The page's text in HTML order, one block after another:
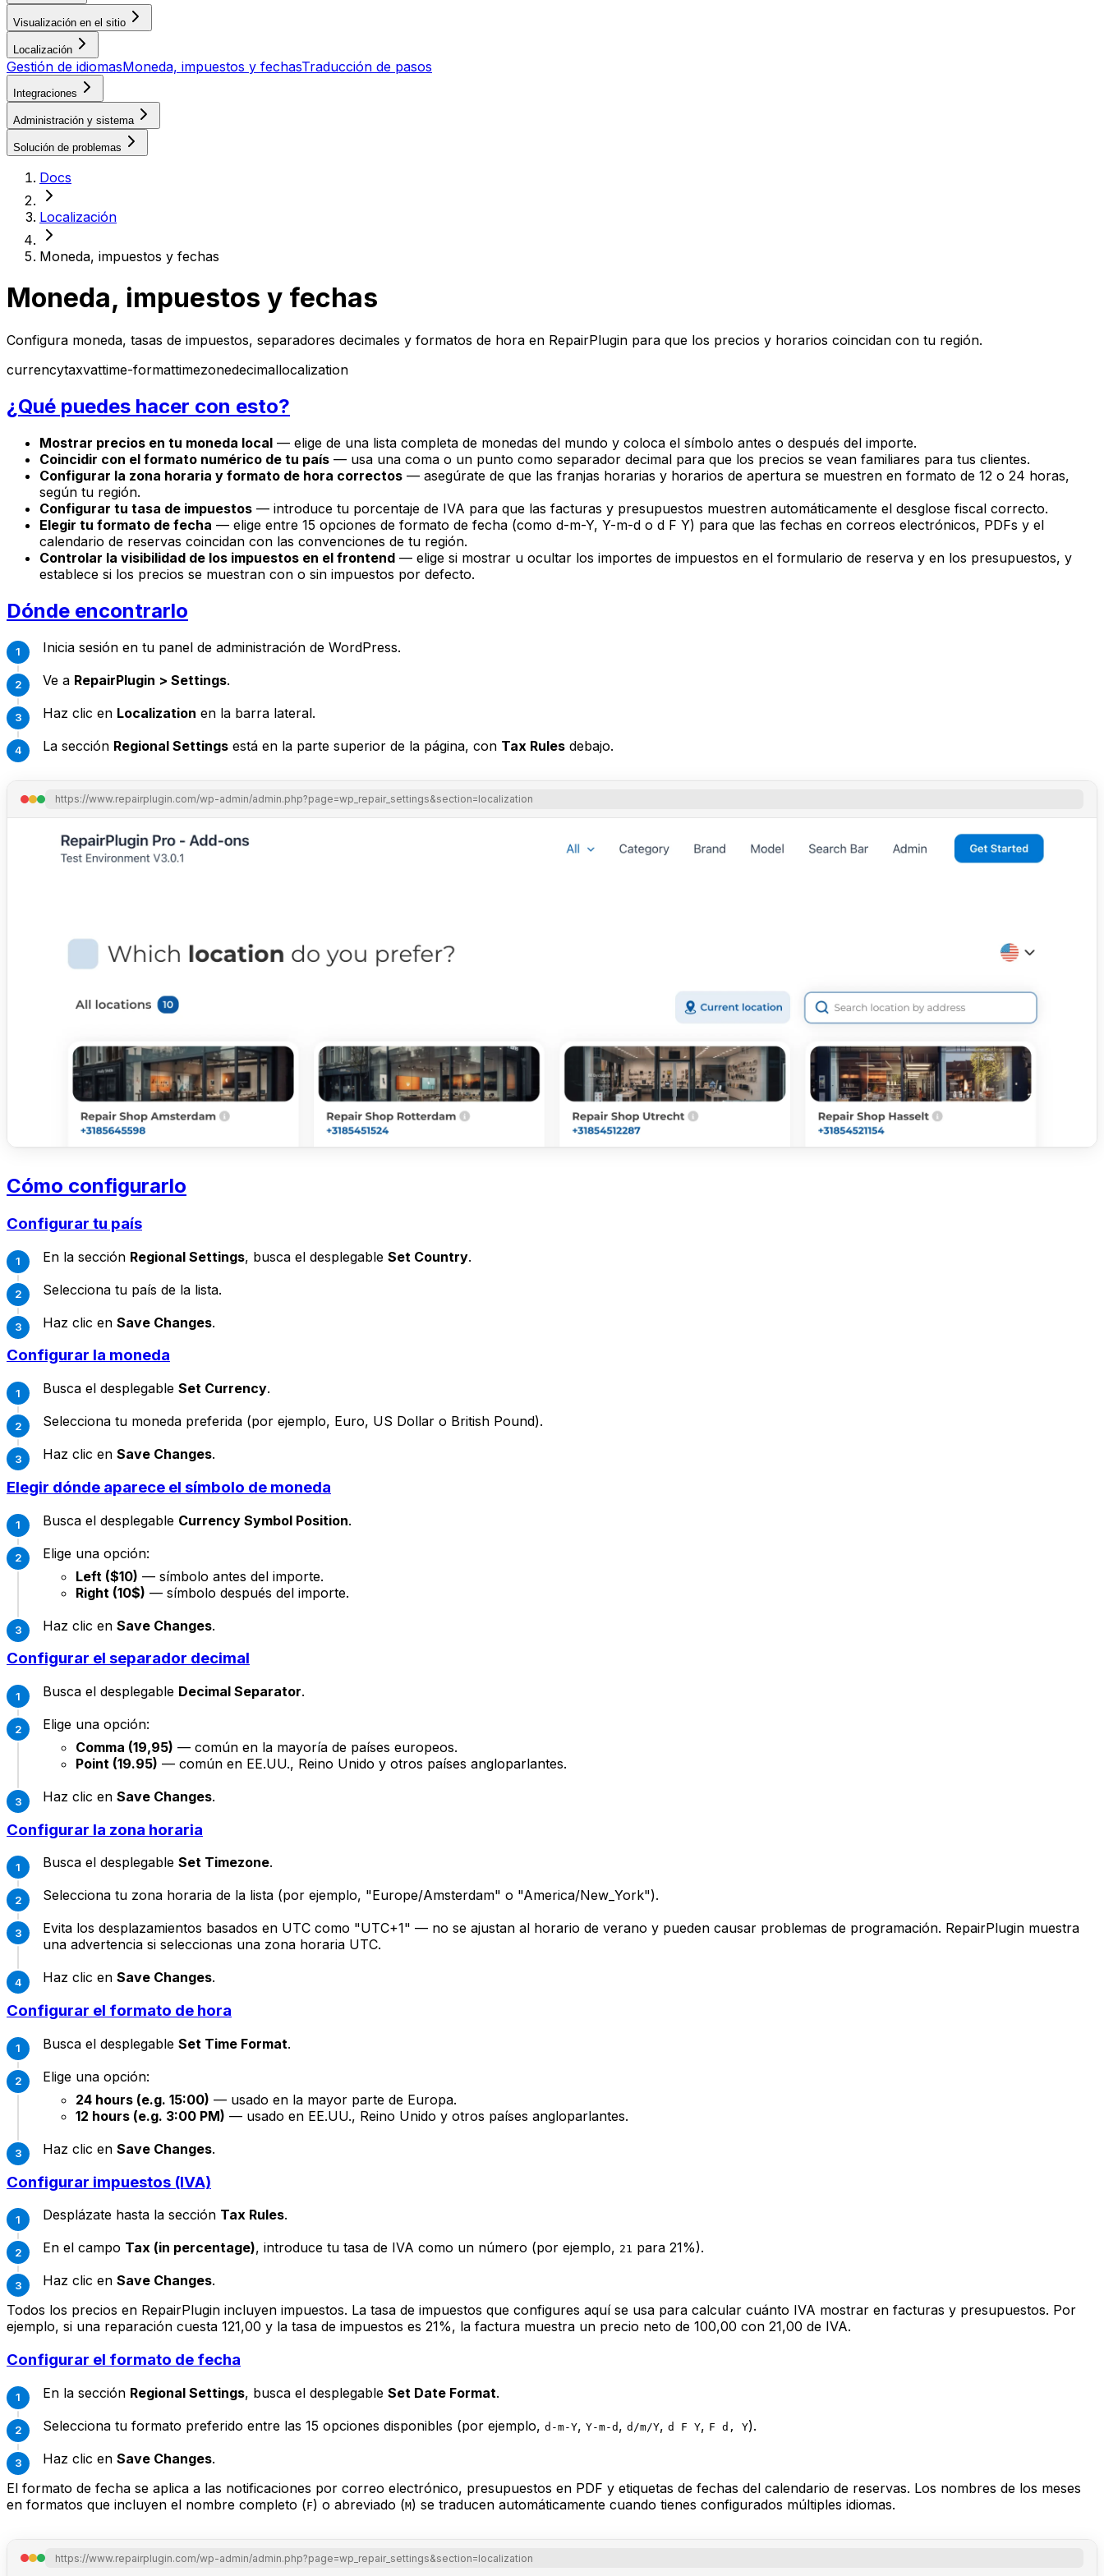
Visualización en el sitio
Localización
Gestión de idiomasMoneda, impuestos y fechasTraducción de pasos
Integraciones
Administración y sistema
Solución de problemas
Docs
Localización
Moneda, impuestos y fechas
Moneda, impuestos y fechas
Configura moneda, tasas de impuestos, separadores decimales y formatos de hora en RepairPlugin para que los precios y horarios coincidan con tu región.
currencytaxvattime-formattimezonedecimallocalization
¿Qué puedes hacer con esto?
Mostrar precios en tu moneda local — elige de una lista completa de monedas del mundo y coloca el símbolo antes o después del importe.
Coincidir con el formato numérico de tu país — usa una coma o un punto como separador decimal para que los precios se vean familiares para tus clientes.
Configurar la zona horaria y formato de hora correctos — asegúrate de que las franjas horarias y horarios de apertura se muestren en formato de 12 o 24 horas,
según tu región.
Configurar tu tasa de impuestos — introduce tu porcentaje de IVA para que las facturas y presupuestos muestren automáticamente el desglose fiscal correcto.
Elegir tu formato de fecha — elige entre 15 opciones de formato de fecha (como d-m-Y, Y-m-d o d F Y) para que las fechas en correos electrónicos, PDFs y el
calendario de reservas coincidan con las convenciones de tu región.
Controlar la visibilidad de los impuestos en el frontend — elige si mostrar u ocultar los importes de impuestos en el formulario de reserva y en los presupuestos, y
establece si los precios se muestran con o sin impuestos por defecto.
Dónde encontrarlo
Inicia sesión en tu panel de administración de WordPress.
Ve a RepairPlugin > Settings.
Haz clic en Localization en la barra lateral.
La sección Regional Settings está en la parte superior de la página, con Tax Rules debajo.
https://www.repairplugin.com/wp-admin/admin.php?page=wp_repair_settings&section=localization
Cómo configurarlo
Configurar tu país
En la sección Regional Settings, busca el desplegable Set Country.
Selecciona tu país de la lista.
Haz clic en Save Changes.
Configurar la moneda
Busca el desplegable Set Currency.
Selecciona tu moneda preferida (por ejemplo, Euro, US Dollar o British Pound).
Haz clic en Save Changes.
Elegir dónde aparece el símbolo de moneda
Busca el desplegable Currency Symbol Position.
Elige una opción:
Left ($10) — símbolo antes del importe.
Right (10$) — símbolo después del importe.
Haz clic en Save Changes.
Configurar el separador decimal
Busca el desplegable Decimal Separator.
Elige una opción:
Comma (19,95) — común en la mayoría de países europeos.
Point (19.95) — común en EE.UU., Reino Unido y otros países angloparlantes.
Haz clic en Save Changes.
Configurar la zona horaria
Busca el desplegable Set Timezone.
Selecciona tu zona horaria de la lista (por ejemplo, "Europe/Amsterdam" o "America/New_York").
Evita los desplazamientos basados en UTC como "UTC+1" — no se ajustan al horario de verano y pueden causar problemas de programación. RepairPlugin muestra
una advertencia si seleccionas una zona horaria UTC.
Haz clic en Save Changes.
Configurar el formato de hora
Busca el desplegable Set Time Format.
Elige una opción:
24 hours (e.g. 15:00) — usado en la mayor parte de Europa.
12 hours (e.g. 3:00 PM) — usado en EE.UU., Reino Unido y otros países angloparlantes.
Haz clic en Save Changes.
Configurar impuestos (IVA)
Desplázate hasta la sección Tax Rules.
En el campo Tax (in percentage), introduce tu tasa de IVA como un número (por ejemplo, 21 para 21%).
Haz clic en Save Changes.
Todos los precios en RepairPlugin incluyen impuestos. La tasa de impuestos que configures aquí se usa para calcular cuánto IVA mostrar en facturas y presupuestos. Por
ejemplo, si una reparación cuesta 121,00 y la tasa de impuestos es 21%, la factura muestra un precio neto de 100,00 con 21,00 de IVA.
Configurar el formato de fecha
En la sección Regional Settings, busca el desplegable Set Date Format.
Selecciona tu formato preferido entre las 15 opciones disponibles (por ejemplo, d-m-Y, Y-m-d , d/m/Y, d F Y, F d, Y).
Haz clic en Save Changes.
El formato de fecha se aplica a las notificaciones por correo electrónico, presupuestos en PDF y etiquetas de fechas del calendario de reservas. Los nombres de los meses
en formatos que incluyen el nombre completo (F) o abreviado (M) se traducen automáticamente cuando tienes configurados múltiples idiomas.
https://www.repairplugin.com/wp-admin/admin.php?page=wp_repair_settings&section=localization